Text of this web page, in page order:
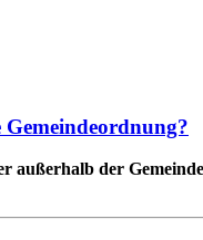
der